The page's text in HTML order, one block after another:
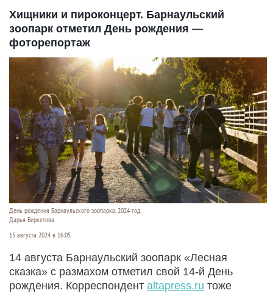
Хищники и пироконцерт. Барнаульский
зоопарк отметил День рождения —
фоторепортаж
День рождения Барнаульского зоопарка, 2024 год.
Дарья Беркетова
15 августа 2024 в 16:05
14 августа Барнаульский зоопарк «Лесная
сказка» с размахом отметил свой 14-й День
рождения. Корреспондент altapress.ru тоже